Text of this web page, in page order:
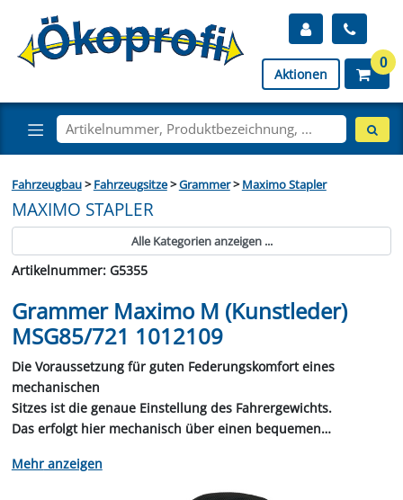
Aktionen
0
Fahrzeugbau>Fahrzeugsitze>Grammer>Maximo Stapler
MAXIMO STAPLER
Alle Kategorien anzeigen ...
Artikelnummer: G5355
Grammer Maximo M (Kunstleder)
MSG85/721 1012109
Die Voraussetzung für guten Federungskomfort eines
mechanischen
Sitzes ist die genaue Einstellung des Fahrergewichts.
Das erfolgt hier mechanisch über einen bequemen
Mit seinen Verstellmöglichkeiten setzt der Maximo M
Maßstäbe bei den mechanisch gefederten Sitzen. Die
anzeigen